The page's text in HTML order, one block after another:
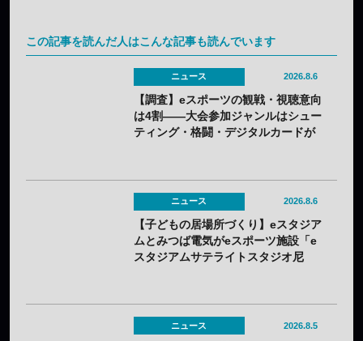
この記事を読んだ人はこんな記事も読んでいます
ニュース 2026.8.6
【調査】eスポーツの観戦・視聴意向
は4割——大会参加ジャンルはシュー
ティング・格闘・デジタルカードが
ニュース 2026.8.6
【子どもの居場所づくり】eスタジア
ムとみつば電気がeスポーツ施設「e
スタジアムサテライトスタジオ尼
ニュース 2026.8.5